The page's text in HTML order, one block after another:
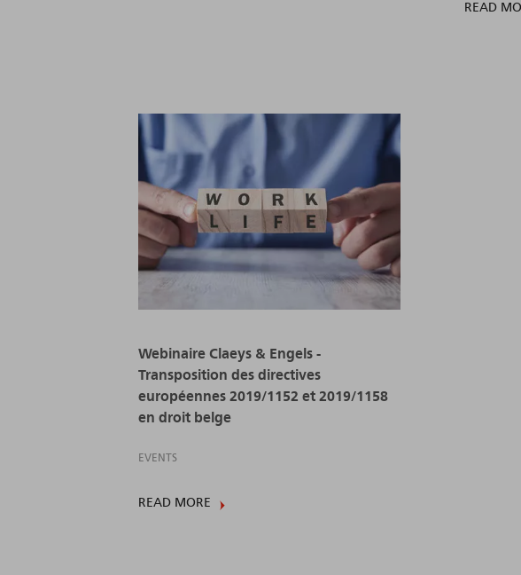
READ
Webinaire Claeys & Engels -
Transposition des directives
européennes 2019/1152 et 2019/1158
en droit belge
EVENTS
READ MORE